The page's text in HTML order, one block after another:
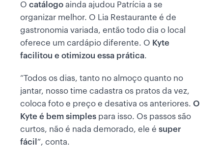
O catálogo ainda ajudou Patrícia a se
organizar melhor. O Lia Restaurante é de
gastronomia variada, então todo dia o local
oferece um cardápio diferente. O Kyte
facilitou e otimizou essa prática.
“Todos os dias, tanto no almoço quanto no
jantar, nosso time cadastra os pratos da vez,
coloca foto e preço e desativa os anteriores. O
Kyte é bem simples para isso. Os passos são
curtos, não é nada demorado, ele é super
fácil ”, conta.